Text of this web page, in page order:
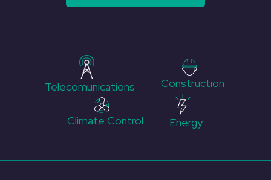
Telecomunications Construction
Climate Control Energy